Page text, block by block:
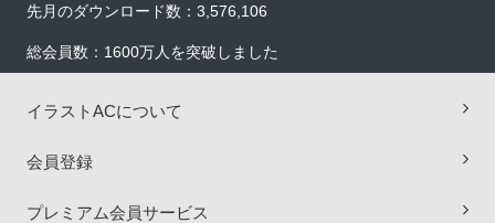
先月のダウンロード数：3,576,106
総会員数：1600万人を突破しました
イラストACについて
会員登録
プレミアム会員サービス